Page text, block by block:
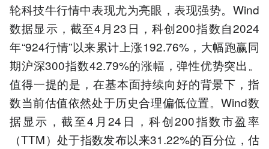
轮科技牛行情中表现尤为亮眼，表现强势。Wind
数据显示，截至4月23日，科创200指数自2024
年“924行情”以来累计上涨192.76%，大幅跑赢同
期沪深300指数42.79%的涨幅，弹性优势突出。
值得一提的是，在基本面持续向好的背景下，指
数当前估值依然处于历史合理偏低位置。Wind数
据显示，截至4月24日，科创200指数市盈率
（TTM）处于指数发布以来31.22%的百分位，估